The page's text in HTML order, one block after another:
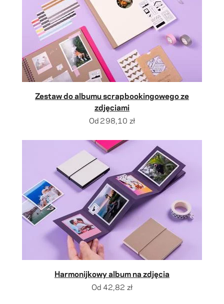
Zestaw do albumu scrapbookingowego ze
zdjęciami
Od298,10 zł
Harmonijkowy album na zdjęcia
Od 42,82 zł